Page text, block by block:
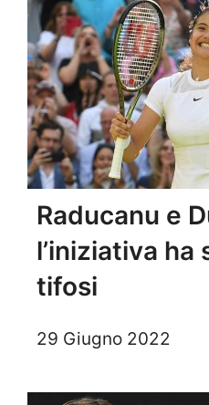
Raducanu e
l’iniziativa ha
tifosi
29 Giugno 2022